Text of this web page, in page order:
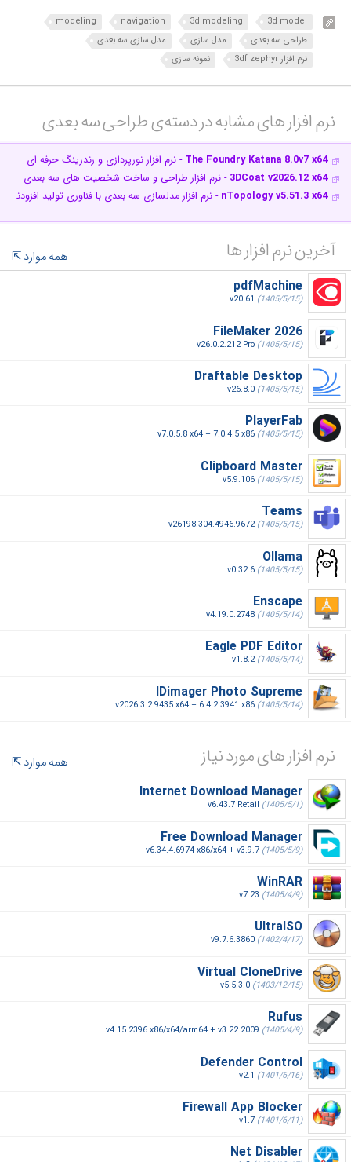
3d model
3d modeling
navigation
modeling
طراحی سه بعدی
مدل سازی
مدل سازی سه بعدی
نرم افزار 3df zephyr
نمونه سازی
نرم افزار های مشابه در دسته‌ی‌ طراحی سه بعدی‎
The Foundry Katana 8.0v7 x64 - نرم افزار نورپردازی و رندرینگ حرفه ای
3DCoat v2026.12 x64 - نرم افزار طراحی و ساخت شخصیت های سه بعدی
nTopology v5.51.3 x64 - نرم افزار مدلسازی سه بعدی با فناوری تولید افزودنی
آخرین نرم افزار ها
همه موارد
pdfMachine
v20.61 (1405/5/15)
FileMaker 2026
v26.0.2.212 Pro (1405/5/15)
Draftable Desktop
v26.8.0 (1405/5/15)
PlayerFab
v7.0.5.8 x64 + 7.0.4.5 x86 (1405/5/15)
Clipboard Master
v5.9.106 (1405/5/15)
Teams
v26198.304.4946.9672(1405/5/15)
Ollama
v0.32.6 (1405/5/15)
Enscape
v4.19.0.2748 (1405/5/14)
Eagle PDF Editor
v1.8.2(1405/5/14)
IDimager Photo Supreme
v2026.3.2.9435 x64 + 6.4.2.3941 x86 (1405/5/14)
نرم افزار های مورد نیاز
همه موارد
Internet Download Manager
v6.43.7 Retail (1405/5/1)
Free Download Manager
v6.34.4.6974 x86/x64 + v3.9.7 (1405/5/9)
WinRAR
v7.23 (1405/4/9)
UltraISO
v9.7.6.3860 (1402/4/17)
Virtual CloneDrive
v5.5.3.0 (1403/12/15)
Rufus
v4.15.2396 x86/x64/arm64 + v3.22.2009 (1405/4/9)
Defender Control
v2.1 (1401/6/16)
Firewall App Blocker
v1.7 (1401/6/11)
Net Disabler